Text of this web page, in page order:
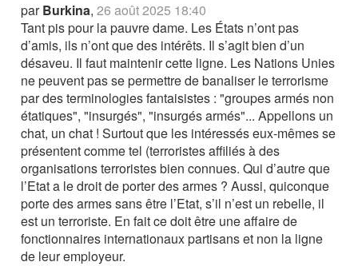
parBurkina,26 août 2025 18:40
Tant pis pour la pauvre dame. Les États n’ont pas
d’amis, ils n’ont que des intérêts. Il s’agit bien d’un
désaveu. Il faut maintenir cette ligne. Les Nations Unies
ne peuvent pas se permettre de banaliser le terrorisme
par des terminologies fantaisistes : "groupes armés non
étatiques", "insurgés", "insurgés armés"... Appellons un
chat, un chat ! Surtout que les intéressés eux-mêmes se
présentent comme tel (terroristes affiliés à des
organisations terroristes bien connues. Qui d’autre que
l’Etat a le droit de porter des armes ? Aussi, quiconque
porte des armes sans être l’Etat, s’il n’est un rebelle, il
est un terroriste. En fait ce doit être une affaire de
fonctionnaires internationaux partisans et non la ligne
de leur employeur.